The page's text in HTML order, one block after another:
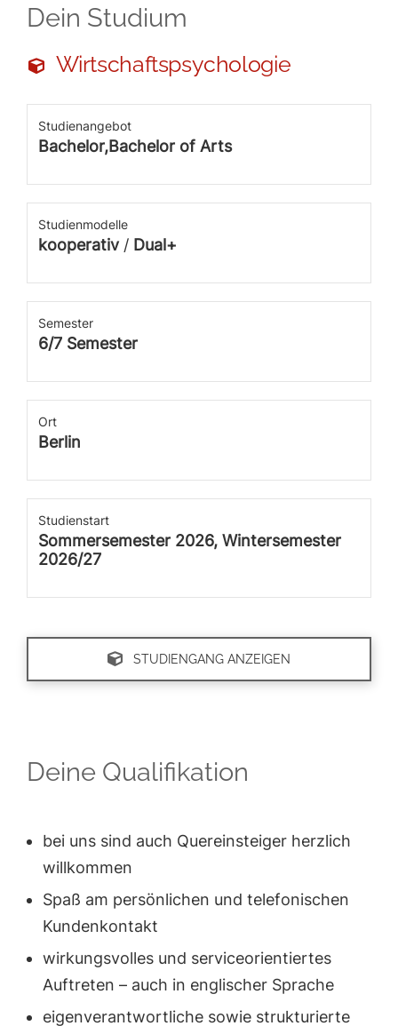
Dein Studium
Wirtschaftspsychologie
Studienangebot
Bachelor,Bachelor of Arts
Studienmodelle
kooperativ/ Dual+
Semester
6/7 Semester
Ort
Berlin
Studienstart
Sommersemester 2026, Wintersemester
2026/27
STUDIENGANG ANZEIGEN
Deine Qualifikation
bei uns sind auch Quereinsteiger herzlich
willkommen
Spaß am persönlichen und telefonischen
Kundenkontakt
wirkungsvolles und serviceorientiertes
Auftreten – auch in englischer Sprache
eigenverantwortliche sowie strukturierte